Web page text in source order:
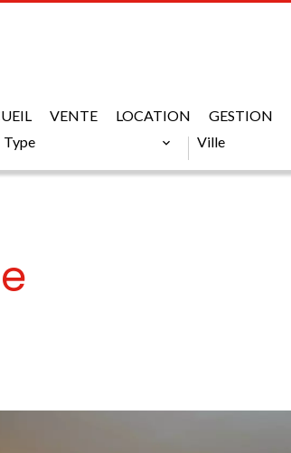
VENTE LOCATION GESTION
TYPE
Type
VILLE
Ville